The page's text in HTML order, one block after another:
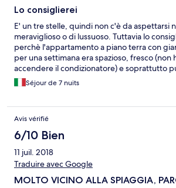
kommer du med bil och fri parkering finns
Lo consiglierei
E' un tre stelle, quindi non c'è da aspettarsi
meraviglioso o di lussuoso. Tuttavia lo
perchè l'appartamento a piano terra con
per una settimana era spazioso, fresco (non
accendere il condizionatore) e soprattutto
recensioni che parolano di
giardino, possono esserci animaletti, ma
Séjour de 7 nuits
Avis vérifié
6/10 Bien
11 juil. 2018
Traduire avec Google
MOLTO VICINO ALLA SPIAGGIA,